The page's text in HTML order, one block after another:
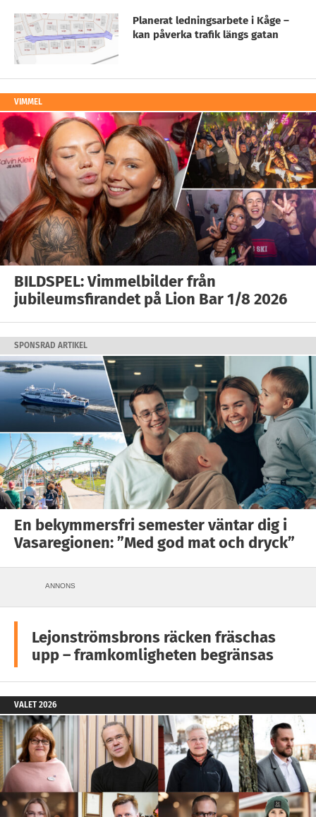
Planerat ledningsarbete i Kåge –
kan påverka trafik längs gatan
VIMMEL
BILDSPEL: Vimmelbilder från
jubileumsfirandet på Lion Bar 1/8 2026
SPONSRAD ARTIKEL
En bekymmersfri semester väntar dig i
Vasaregionen: ”Med god mat och dryck”
ANNONS
Lejonströmsbrons räcken fräschas
upp – framkomligheten begränsas
VALET 2026